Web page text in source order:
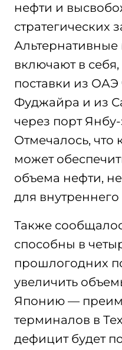
нефти и
стратегических
включают в себя,
поставки из ОАЭ
Фуджайра и из
через порт
Отмечалось, что
может
объема нефти,
для
Также
способны в
прошлогодних
увеличить
Японию —
терминалов в
дефицит будет